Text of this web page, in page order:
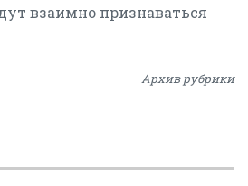
взаимно признаваться
Архив рубрики